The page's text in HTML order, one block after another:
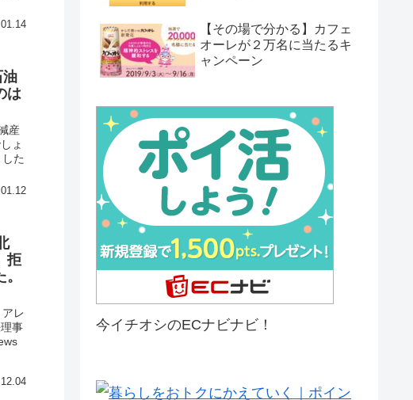
油
は
産
ょ
た
拒
レ
事
【その場で分かる】カフェ
オーレが２万名に当たるキ
ャンペーン
今イチオシのECナビナビ！